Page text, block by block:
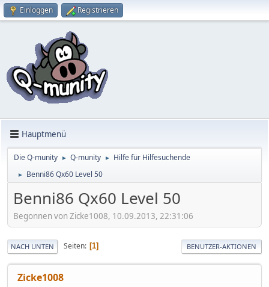
Einloggen Registrieren
Hauptmenü
Die Q-munity ► Q-munity ► Hilfe für Hilfesuchende
► Benni86 Qx60 Level 50
Benni86 Qx60 Level 50
Begonnen von Zicke1008, 10.09.2013, 22:31:06
NACH UNTEN Seiten 1 BENUTZER-AKTIONEN
Zicke1008